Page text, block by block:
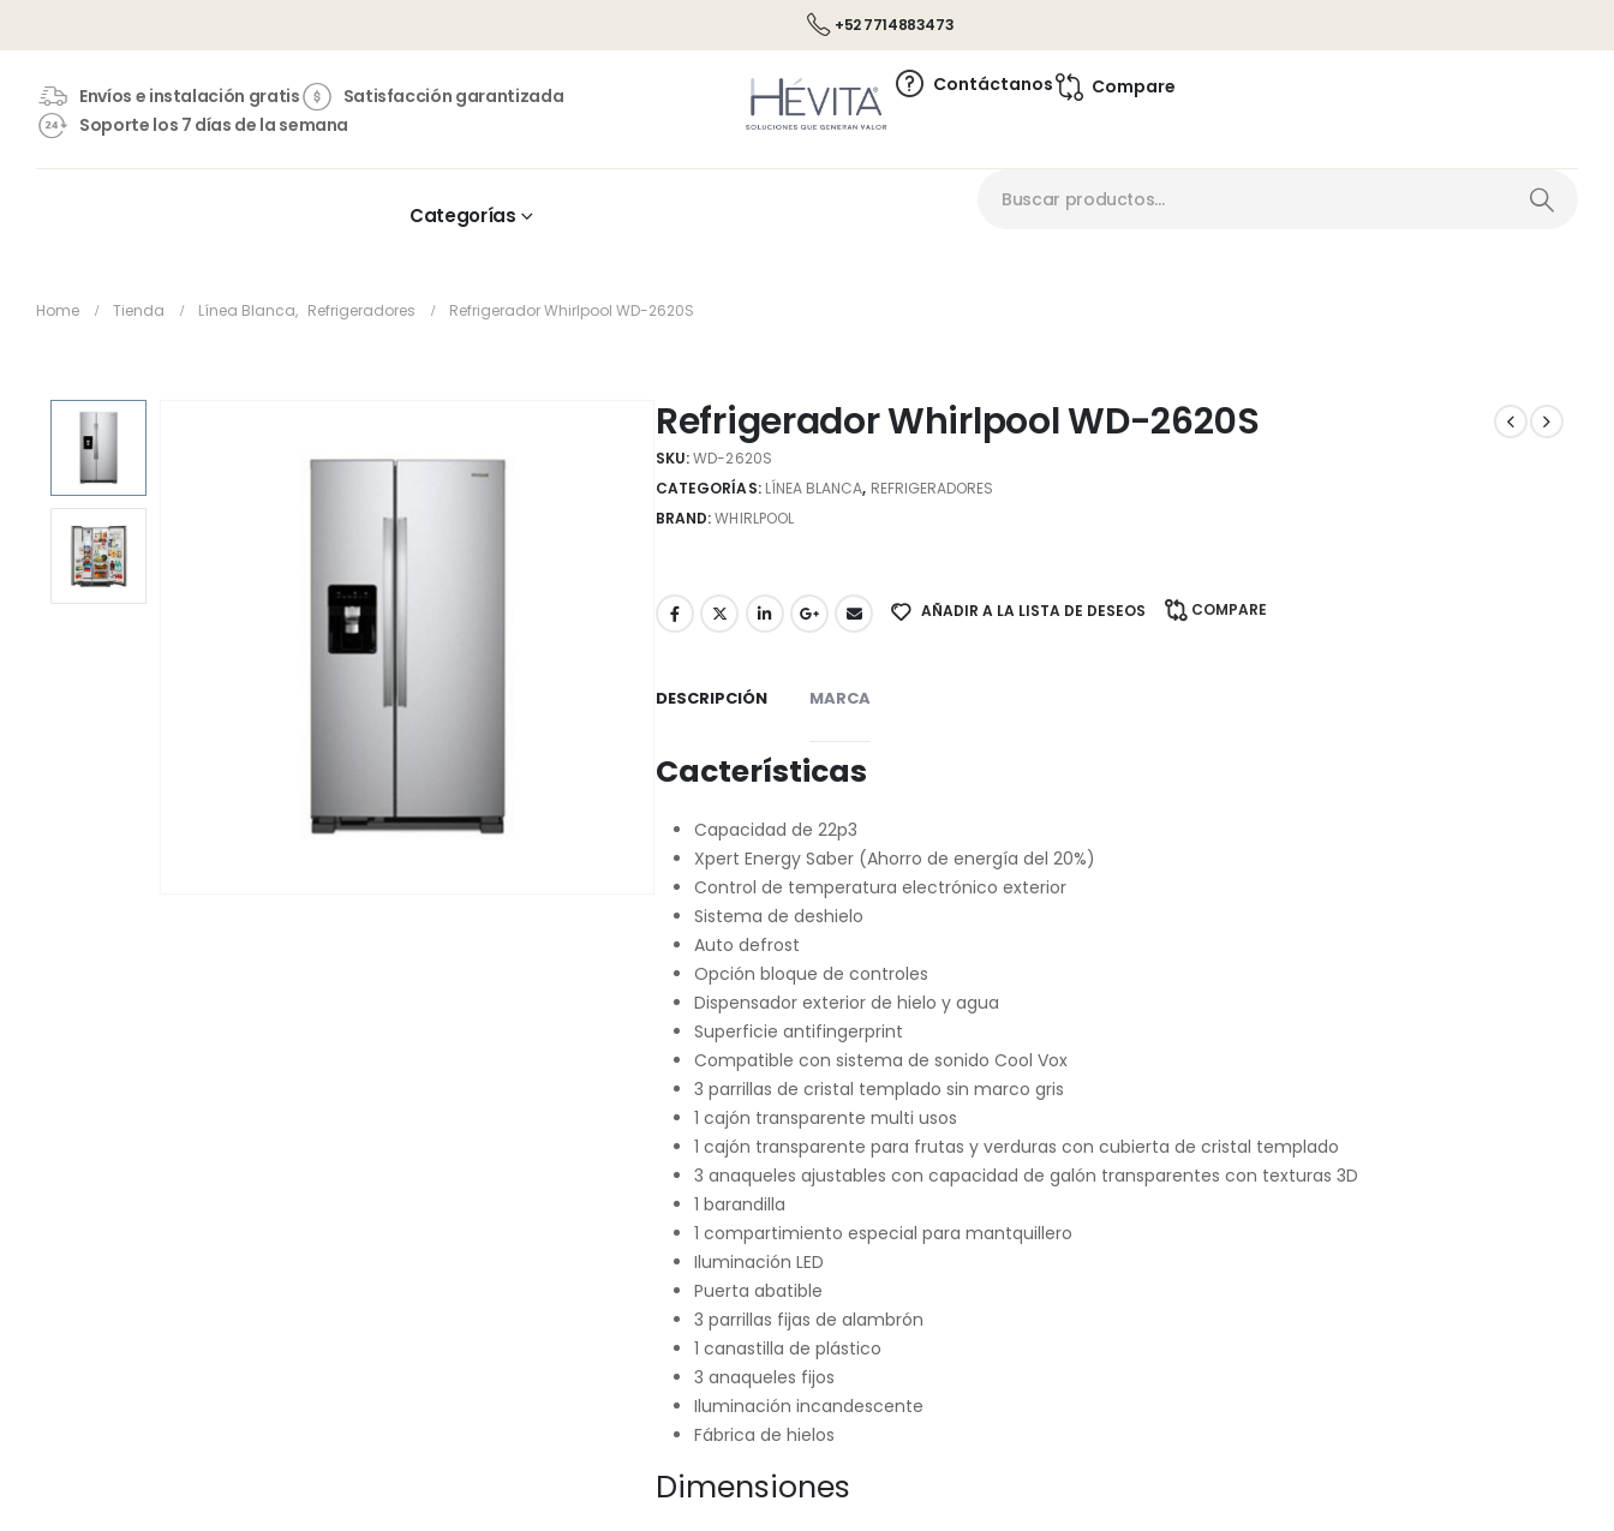
+52 7714883473
Envíos e instalación gratis
Satisfacción garantizada
Soporte los 7 días de la semana
Contáctanos Compare
Categorías
Home Tienda Línea Blanca, Refrigeradores Refrigerador Whirlpool WD-2620S
Refrigerador Whirlpool WD-2620S
SKU:WD-2620S
CATEGORÍAS: LÍNEA BLANCA, REFRIGERADORES
BRAND:WHIRLPOOL
AÑADIR A LA LISTA DE DESEOS COMPARE
DESCRIPCIÓN MARCA
Cacterísticas
Capacidad de 22p3
Xpert Energy Saber (Ahorro de energía del 20%)
Control de temperatura electrónico exterior
Sistema de deshielo
Auto defrost
Opción bloque de controles
Dispensador exterior de hielo y agua
Superficie antifingerprint
Compatible con sistema de sonido Cool Vox
3 parrillas de cristal templado sin marco gris
1 cajón transparente multi usos
1 cajón transparente para frutas y verduras con cubierta de cristal templado
3 anaqueles ajustables con capacidad de galón transparentes con texturas 3D
1 barandilla
1 compartimiento especial para mantquillero
Iluminación LED
Puerta abatible
3 parrillas fijas de alambrón
1 canastilla de plástico
3 anaqueles fijos
Iluminación incandescente
Fábrica de hielos
Dimensiones